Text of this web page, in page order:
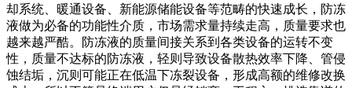
却系统、暖通设备、新能源储能设备等范畴的快速成长，防冻
液做为必备的功能性介质，市场需求量持续走高，质量要求也
越来越严酷。防冻液的质量间接关系到各类设备的运转不变
性，质量不达标的防冻液，轻则导致设备散热效率下降、管侵
蚀结垢，沉则可能正在低温下冻裂设备，形成高额的维修改换